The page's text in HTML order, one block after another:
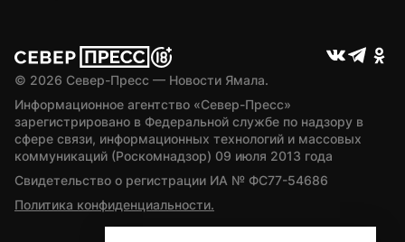
© 2026 Север-Пресс — Новости Ямала.
Информационное агентство «Север-Пресс»
зарегистрировано в Федеральной службе по надзору в
сфере связи, информационных технологий и массовых
коммуникаций (Роскомнадзор) 09 июля 2013 года
Свидетельство о регистрации ИА № ФС77-54686
Политика конфиденциальности.